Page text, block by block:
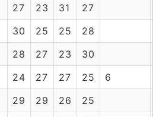
27 23 31
27
30 25 25
28
28 27 23
30
24 27 27 25
6
29 29 26
25